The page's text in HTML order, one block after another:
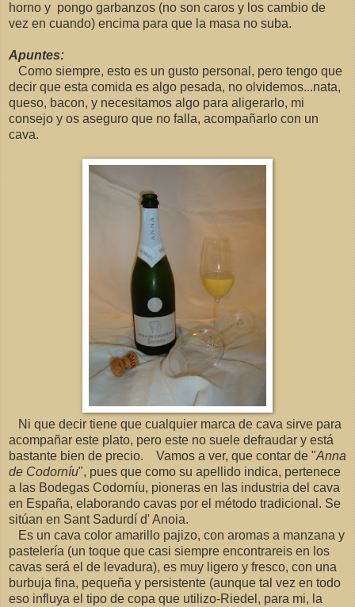
horno y pongo garbanzos (no son caros y los cambio de
vez en cuando) encima para que la masa no suba.
Apuntes:
Como siempre, esto es un gusto personal, pero tengo que
decir que esta comida es algo pesada, no olvidemos...nata,
queso, bacon, y necesitamos algo para aligerarlo, mi
consejo y os aseguro que no falla, acompañarlo con un
cava.
Ni que decir tiene que cualquier marca de cava sirve para
acompañar este plato, pero este no suele defraudar y está
bastante bien de precio. Vamos a ver, que contar de "Anna
de Codorníu", pues que como su apellido indica, pertenece
a las Bodegas Codorníu, pioneras en las industria del cava
en España, elaborando cavas por el método tradicional. Se
sitúan en Sant Sadurdí d' Anoia.
Es un cava color amarillo pajizo, con aromas a manzana y
pastelería (un toque que casi siempre encontrareis en los
cavas será el de levadura), es muy ligero y fresco, con una
burbuja fina, pequeña y persistente (aunque tal vez en todo
eso influya el tipo de copa que utilizo-Riedel, para mi, la